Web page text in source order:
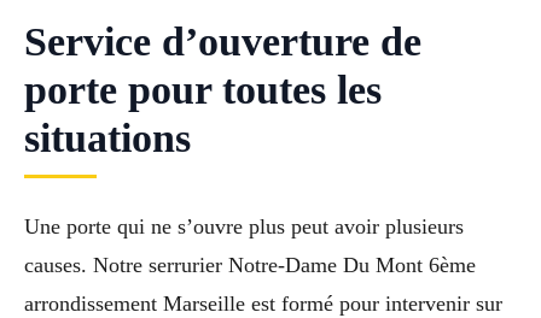
Service d’ouverture de
porte pour toutes les
situations
Une porte qui ne s’ouvre plus peut avoir plusieurs
causes. Notre serrurier Notre-Dame Du Mont 6ème
arrondissement Marseille est formé pour intervenir sur